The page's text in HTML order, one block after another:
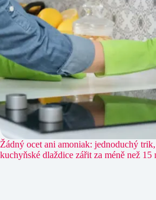
Žádný ocet ani amoniak: jednoduchý
kuchyňské dlaždice zářit za méně než 15